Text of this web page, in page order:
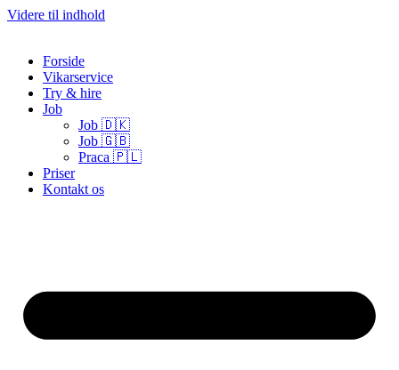
Videre til indhold
Forside
Vikarservice
Try & hire
Job
Job 🇩🇰
Job 🇬🇧
Praca 🇵🇱
Priser
Kontakt os